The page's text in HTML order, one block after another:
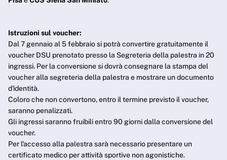
Istruzioni sul voucher:
Dal 7 gennaio al 5 febbraio si potrà convertire gratuitamente il
voucher DSU prenotato presso la Segreteria della palestra in 20
ingressi. Per la conversione si dovrà consegnare la stampa del
voucher alla segreteria della palestra e mostrare un documento
d'identità.
Coloro che non convertono, entro il termine previsto il voucher,
saranno penalizzati.
Gli ingressi saranno fruibili entro 90 giorni dalla conversione del
voucher.
Per l'accesso alla palestra sarà necessario presentare un
certificato medico per attività sportive non agonistiche.